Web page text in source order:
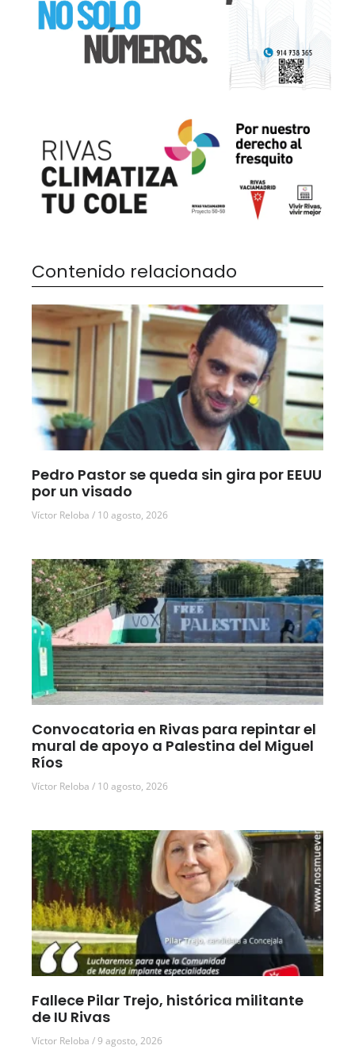
Contenido relacionado
Pedro Pastor se queda sin gira por EEUU
por un visado
Víctor Reloba 10 agosto, 2026
Convocatoria en Rivas para repintar el
mural de apoyo a Palestina del Miguel
Ríos
Víctor Reloba 10 agosto, 2026
Fallece Pilar Trejo, histórica militante
de IU Rivas
Víctor Reloba 9 agosto, 2026